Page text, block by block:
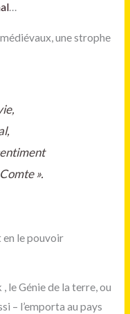
…
une strophe
».
en le pouvoir
le Génie de la terre, ou
– l’emporta au pays